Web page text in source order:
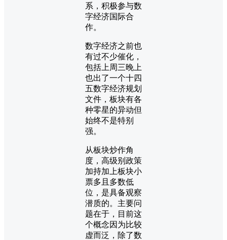
系，积极参与数
字经济国际合
作。
数字经济之前也
有过不少催化，
包括上周三晚上
也出了一个十四
五数字经济规划
文件，板块有各
种零星的异动但
始终不是特别
强。
从板块炒作角
度，高级别政策
加持加上板块小
票多且多数低
位，是具备观察
潜质的。主要问
题在于，目前这
个概念因为比较
虚而泛，除了数